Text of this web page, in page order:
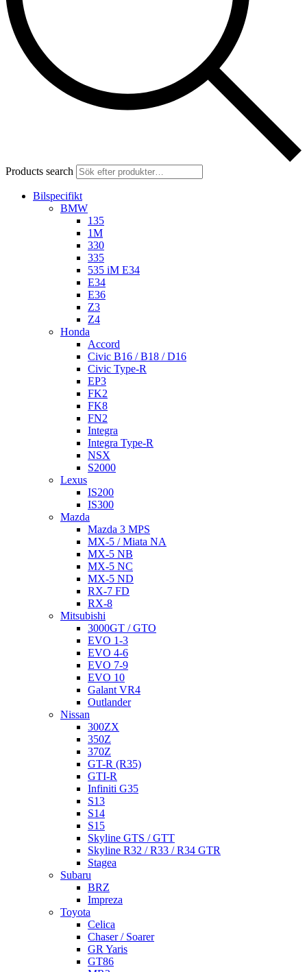
Products search
Bilspecifikt
BMW
135
1M
330
335
535 iM E34
E34
E36
Z3
Z4
Honda
Accord
Civic B16 / B18 / D16
Civic Type-R
EP3
FK2
FK8
FN2
Integra
Integra Type-R
NSX
S2000
Lexus
IS200
IS300
Mazda
Mazda 3 MPS
MX-5 / Miata NA
MX-5 NB
MX-5 NC
MX-5 ND
RX-7 FD
RX-8
Mitsubishi
3000GT / GTO
EVO 1-3
EVO 4-6
EVO 7-9
EVO 10
Galant VR4
Outlander
Nissan
300ZX
350Z
370Z
GT-R (R35)
GTI-R
Infiniti G35
S13
S14
S15
Skyline GTS / GTT
Skyline R32 / R33 / R34 GTR
Stagea
Subaru
BRZ
Impreza
Toyota
Celica
Chaser / Soarer
GR Yaris
GT86